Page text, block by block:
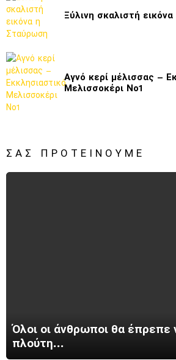
Ξύλινη σκαλιστή
Αγνό κερί μέλισσας –
Μελισσοκέρι Νο1
ΣΑΣ ΠΡΟΤΕΊΝΟΥΜΕ
Όλοι οι άνθρωποι θα έπρεπε
πλούτη…